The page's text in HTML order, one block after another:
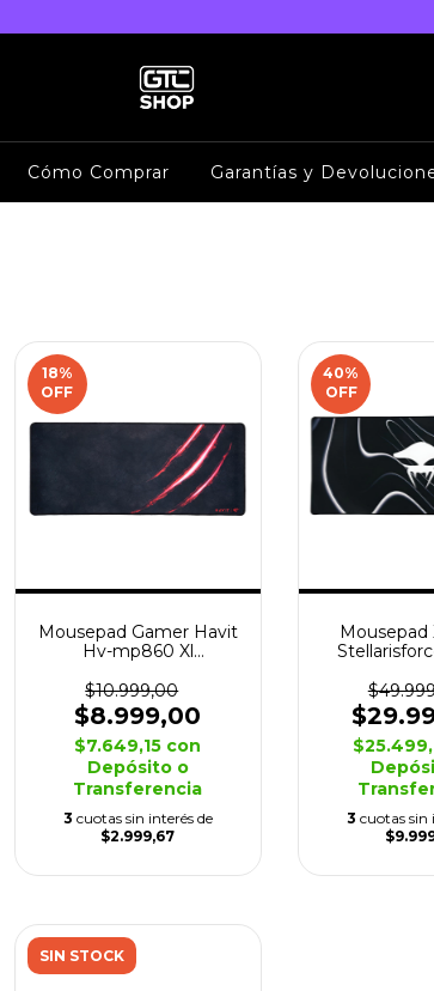
Cómo Comprar Garantías y
18%
OFF
Mousepad Gamer Havit
Hv-mp860 Xl
$10.999,00
$8.999,00
$7.649,15 con
Depósito o
Transferencia
3 cuotas sin interés de
$2.999,67
40%
OFF
Mousepad
3 cuotas sin
SIN STOCK